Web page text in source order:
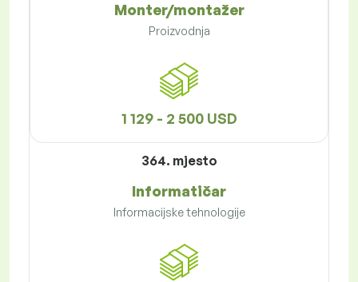
Monter/montažer
Proizvodnja
1 129 - 2 500 USD
364. mjesto
Informatičar
Informacijske tehnologije